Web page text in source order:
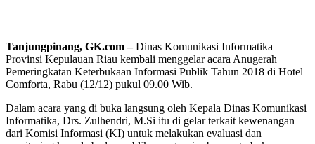
Tanjungpinang, GK.com –Dinas Komunikasi Informatika
Provinsi Kepulauan Riau kembali menggelar acara Anugerah
Pemeringkatan Keterbukaan Informasi Publik Tahun 2018 di Hotel
Comforta, Rabu (12/12) pukul 09.00 Wib.
Dalam acara yang di buka langsung oleh Kepala Dinas Komunikasi
Informatika, Drs. Zulhendri, M.Si itu di gelar terkait kewenangan
dari Komisi Informasi (KI) untuk melakukan evaluasi dan